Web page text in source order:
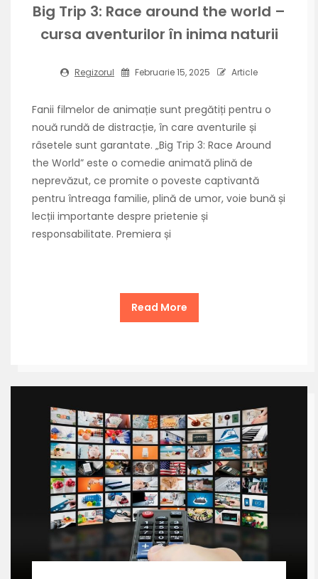
Big Trip 3: Race around the world –
cursa aventurilor în inima naturii
Regizorul Februarie 15, 2025 Article
Fanii filmelor de animație sunt pregătiți pentru o
nouă rundă de distracție, în care aventurile și
râsetele sunt garantate. „Big Trip 3: Race Around
the World” este o comedie animată plină de
neprevăzut, ce promite o poveste captivantă
pentru întreaga familie, plină de umor, voie bună și
lecții importante despre prietenie și
responsabilitate. Premiera și
Read More